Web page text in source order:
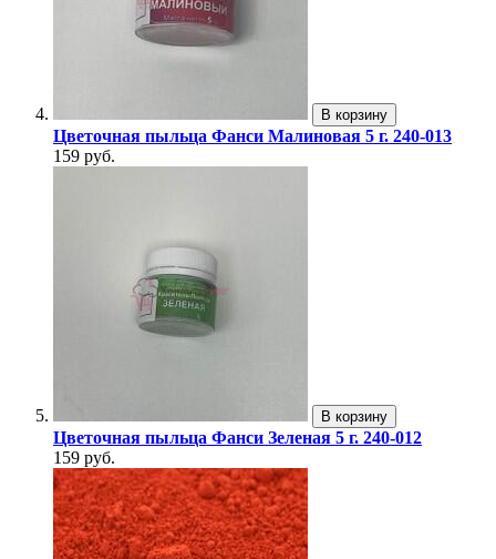
В корзину
Цветочная пыльца Фанси Малиновая 5 г. 240-013
159 руб.
В корзину
Цветочная пыльца Фанси Зеленая 5 г. 240-012
159 руб.